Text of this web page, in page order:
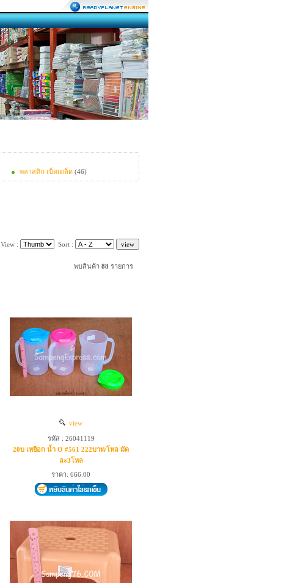
พลาสติก เบ็ดเตล็ด (46)
View : Sort :
พบสินค้า 88 รายการ
view
รหัส : 26041119
20บ เหยือก น้ำ O #561 222บาท/โหล มัด
ละ3โหล
ราคา: 666.00